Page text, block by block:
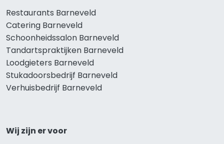
Restaurants Barneveld
Catering Barneveld
Schoonheidssalon Barneveld
Tandartspraktijken Barneveld
Loodgieters Barneveld
Stukadoorsbedrijf Barneveld
Verhuisbedrijf Barneveld
Wij zijn er voor